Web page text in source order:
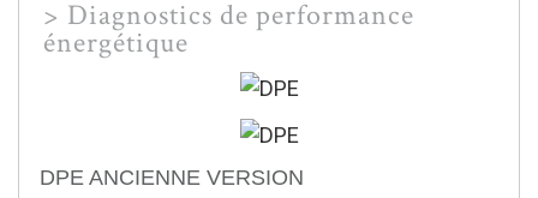
> Diagnostics de performance
énergétique
DPE ANCIENNE VERSION